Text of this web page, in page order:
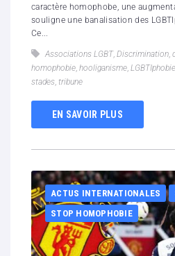
caractère homophobe, une
souligne une banalisation des
Ce...
Associations LGBT, Discrimination,
homophobie, hooliganisme,
stades, tribune
EN SAVOIR PLUS
ACTUS INTERNATIONALES
STOP HOMOPHOBIE